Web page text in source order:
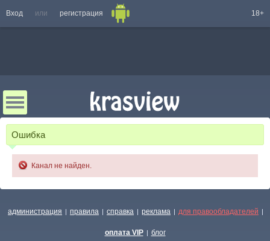
Вход или регистрация 18+
Ошибка
Канал не найден.
администрация | правила | справка | реклама | для правообладателей |
оплата VIP | блог